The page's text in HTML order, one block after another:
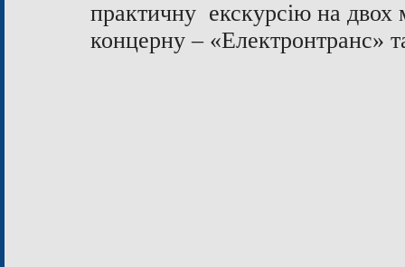
практичну екскурсію на двох
концерну – «Електронтранс»